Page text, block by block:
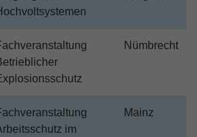
Nümbrecht
im
Mainz